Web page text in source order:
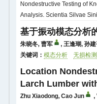
Nondestructive Testing of
Analysis. Scientia Silvae
基于振动模态分析
朱晓冬, 曹军 , 王逢瑚, 孙
关键词： 模态分析 无损检测
Location
Larch Lumber
Zhu Xiaodong, Cao Jun ,